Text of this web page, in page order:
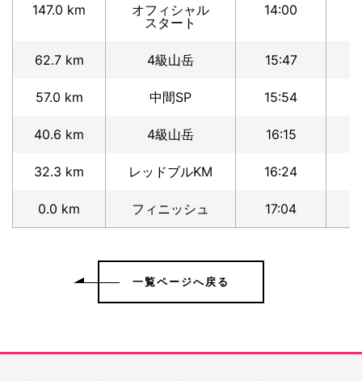
147.0 km
オフィシャル
スタート
14:00
62.7 km 4級山岳 15:47
57.0 km 中間SP 15:54
40.6 km 4級山岳 16:15
32.3 km レッドブルKM 16:24
0.0 km フィニッシュ 17:04
一覧ページへ戻る